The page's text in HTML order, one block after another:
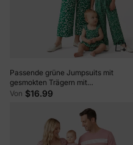
Passende grüne Jumpsuits mit
gesmokten Trägern mit
Blumendruck für Mama und mich
Von $16.99